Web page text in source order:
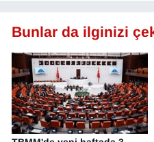
Bunlar da ilginizi